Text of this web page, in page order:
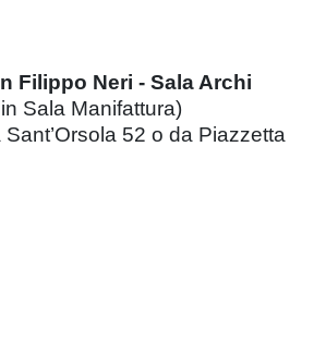
Filippo Neri - Sala Archi
Sala Manifattura)
52 o da Piazzetta